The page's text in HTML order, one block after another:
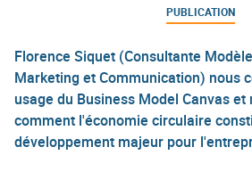
PUBLICATION
Florence Siquet (Consultante
Marketing et Communication) nous
usage du Business Model Canvas et
comment l'économie circulaire
développement majeur pour